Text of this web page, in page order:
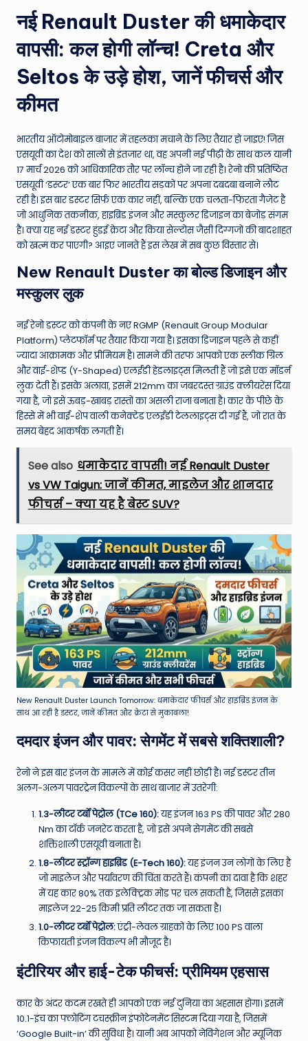
e
w
s
A
u
n
d
T
h
W
o
rl
d
नई Renault Duster की धमाकेदार
वापसी: कल होगी लॉन्च! Creta और
Seltos के उड़े होश, जानें फीचर्स और
कीमत
भारतीय ऑटोमोबाइल बाजार में तहलका मचाने के लिए तैयार हो जाइए! जिस
एसयूवी का देश को सालों से इंतजार था, वह अपनी नई पीढ़ी के साथ कल यानी
17 मार्च 2026 को आधिकारिक तौर पर लॉन्च होने जा रही है। रेनो की प्रतिष्ठित
एसयूवी ‘डस्टर’ एक बार फिर भारतीय सड़कों पर अपना दबदबा बनाने लौट
रही है। इस बार डस्टर सिर्फ एक कार नहीं, बल्कि एक चलता-फिरता गैजेट है
जो आधुनिक तकनीक, हाइब्रिड इंजन और मस्कुलर डिजाइन का बेजोड़ संगम
है। क्या यह नई डस्टर हुंडई क्रेटा और किया सेल्टोस जैसी दिग्गजों की बादशाहत
को खत्म कर पाएगी? आइए जानते हैं इस लेख में सब कुछ विस्तार से।
New Renault Duster का बोल्ड डिजाइन और
मस्कुलर लुक
नई रेनो डस्टर को कंपनी के नए RGMP (Renault Group Modular
Platform) प्लेटफॉर्म पर तैयार किया गया है। इसका डिजाइन पहले से कहीं
ज्यादा आक्रामक और प्रीमियम है। सामने की तरफ आपको एक स्लीक ग्रिल
और वाई-शेप्ड (Y-Shaped) एलईडी हेडलाइट्स मिलती हैं जो इसे एक मॉडर्न
लुक देती हैं। इसके अलावा, इसमें 212mm का जबरदस्त ग्राउंड क्लीयरेंस दिया
गया है, जो इसे ऊबड़-खाबड़ रास्तों का असली राजा बनाता है। कार के पीछे के
हिस्से में भी वाई-शेप वाली कनेक्टेड एलईडी टेललाइट्स दी गई हैं, जो रात के
समय बेहद आकर्षक लगती हैं।
See also धमाकेदार वापसी! नई Renault Duster
vs VW Taigun: जानें कीमत, माइलेज और शानदार
फीचर्स – क्या यह है बेस्ट SUV?
New Renault Duster Launch Tomorrow: धमाकेदार फीचर्स और हाइब्रिड इंजन के
साथ आ रही है डस्टर, जानें कीमत और क्रेटा से मुकाबला!
दमदार इंजन और पावर: सेगमेंट में सबसे शक्तिशाली?
रेनो ने इस बार इंजन के मामले में कोई कसर नहीं छोड़ी है। नई डस्टर तीन
अलग-अलग पावरट्रेन विकल्पों के साथ बाजार में उतरेगी:
1.3-लीटर टर्बो पेट्रोल (TCe 160):यह इंजन 163 PS की पावर और 280
Nm का टॉर्क जनरेट करता है, जो इसे अपने सेगमेंट की सबसे
शक्तिशाली एसयूवी बनाता है।
1.8-लीटर स्ट्रॉन्ग हाइब्रिड (E-Tech 160):यह इंजन उन लोगों के लिए है
जो माइलेज और पर्यावरण की चिंता करते हैं। कंपनी का दावा है कि शहर
में यह कार 80% तक इलेक्ट्रिक मोड पर चल सकती है, जिससे इसका
माइलेज 22-25 किमी प्रति लीटर तक जा सकता है।
1.0-लीटर टर्बो पेट्रोल:एंट्री-लेवल ग्राहकों के लिए 100 PS वाला
किफायती इंजन विकल्प भी मौजूद है।
इंटीरियर और हाई-टेक फीचर्स: प्रीमियम एहसास
कार के अंदर कदम रखते ही आपको एक नई दुनिया का अहसास होगा। इसमें
10.1-इंच का फ्लोटिंग टचस्क्रीन इंफोटेनमेंट सिस्टम दिया गया है, जिसमें
‘Google Built-in’ की सुविधा है। यानी अब आपको नेविगेशन और म्यूजिक